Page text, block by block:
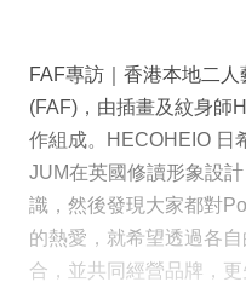
FAF專訪｜香港本地⼆
(FAF)，由插畫及紋⾝師
作組成。HECOHEIO 日
JUM在英國修讀形象設
識，然後發現大家都對
的熱愛，就希望透過各
合，並共同經營品牌，